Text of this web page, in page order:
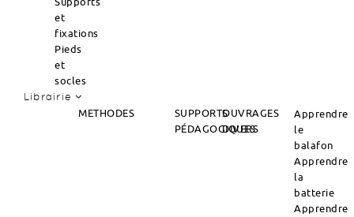
et
fixations
Pieds
et
socles
Librairie
METHODES
SUPPORTS
PÉDAGOGIQUES
OUVRAGES
DIVERS
Apprendre
le
balafon
Apprendre
la
batterie
Apprendre